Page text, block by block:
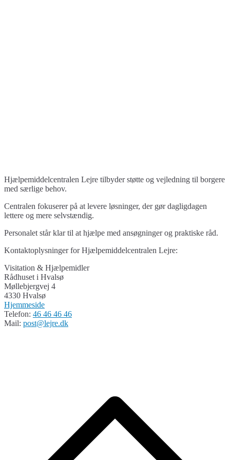
Hjælpemiddelcentralen Lejre tilbyder støtte og vejledning til borgere
med særlige behov.
Centralen fokuserer på at levere løsninger, der gør dagligdagen
lettere og mere selvstændig.
Personalet står klar til at hjælpe med ansøgninger og praktiske råd.
Kontaktoplysninger for Hjælpemiddelcentralen Lejre:
Visitation & Hjælpemidler
Rådhuset i Hvalsø
Møllebjergvej 4
4330 Hvalsø
Hjemmeside
Telefon: 46 46 46 46
Mail: post@lejre.dk